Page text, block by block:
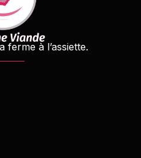
ferme à l’assiette.